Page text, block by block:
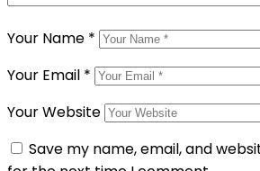
Your Name *
Your Email *
Your Website
Save my name, email, and